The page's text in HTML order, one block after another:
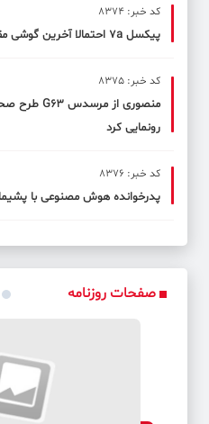
کد خبر: 8374
پیکسل 7a احتمالا آخرین گوشی مقرون به صرفه گوگل خواهد بود!
کد خبر: 8375
رونمایی کرد
کد خبر: 8376
پدرخوانده هوش مصنوعی با
کد خبر: 8377
«خاطرات سفیر» به چاپ نودونهم
صفحات روزنامه